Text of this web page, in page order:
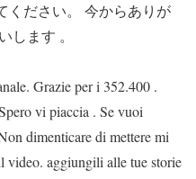
ください。 今からありが
します 。
Grazie per i 352.400 .
vi piaccia . Se vuoi
dimenticare di mettere mi
video. aggiungili alle tue storie